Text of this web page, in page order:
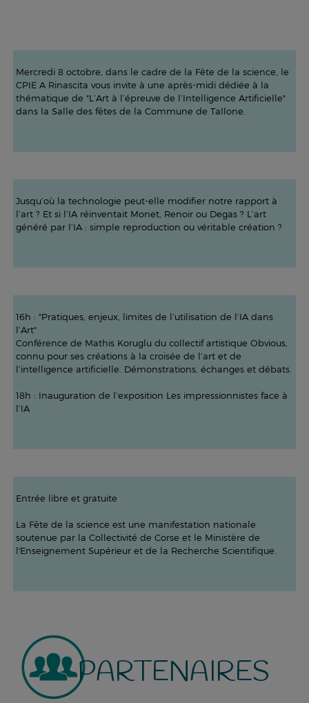
Mercredi 8 octobre, dans le cadre de la Fête de la science, le
CPIE A Rinascita vous invite à une après-midi dédiée à la
thématique de "L’Art à l’épreuve de l’Intelligence Artificielle"
dans la Salle des fêtes de la Commune de Tallone.
Jusqu’où la technologie peut-elle modifier notre rapport à
l’art ? Et si l’IA réinventait Monet, Renoir ou Degas ? L’art
généré par l’IA : simple reproduction ou véritable création ?
16h : "Pratiques, enjeux, limites de l’utilisation de l’IA dans
l’Art"
Conférence de Mathis Koruglu du collectif artistique Obvious,
connu pour ses créations à la croisée de l’art et de
l’intelligence artificielle. Démonstrations, échanges et débats.
18h : Inauguration de l’exposition Les impressionnistes face à
l’IA
Entrée libre et gratuite
La Fête de la science est une manifestation nationale
soutenue par la Collectivité de Corse et le Ministère de
l'Enseignement Supérieur et de la Recherche Scientifique.
PARTENAIRES